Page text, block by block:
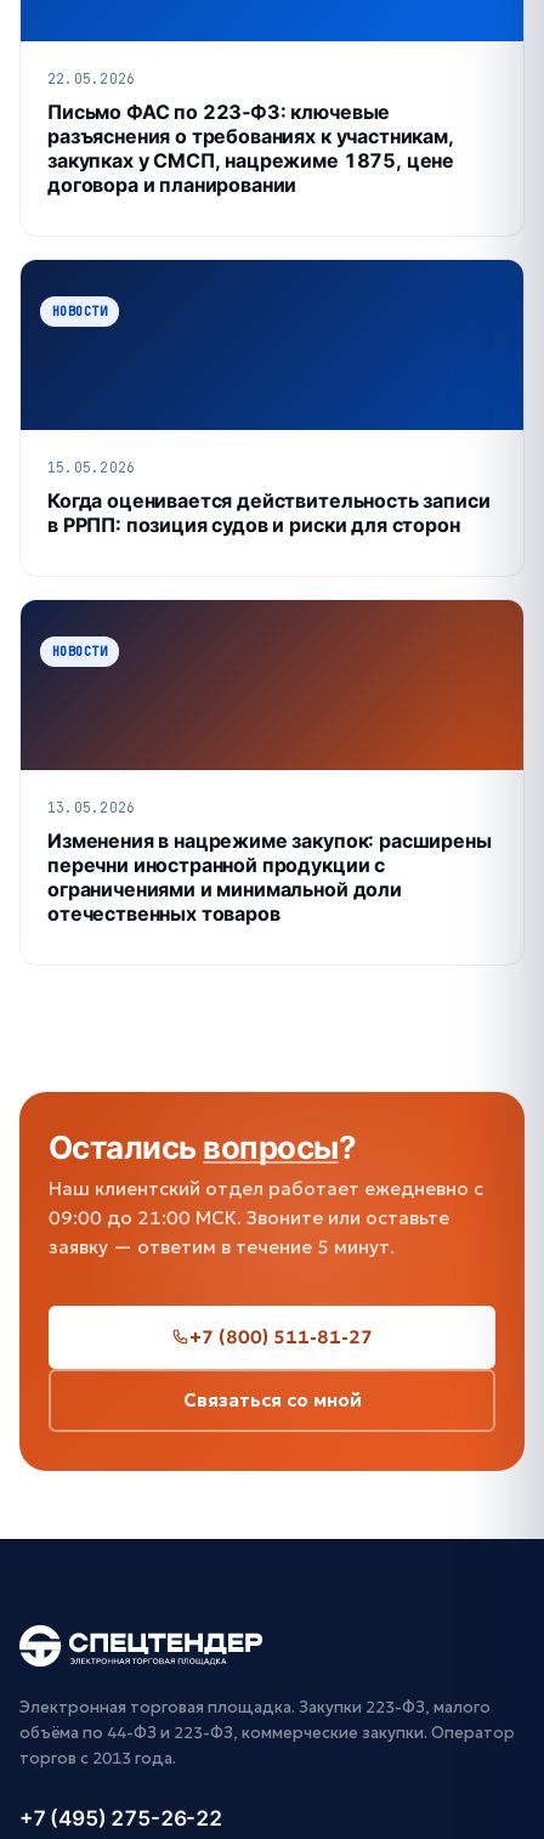
22.05.2026
Письмо ФАС по 223‑ФЗ: ключевые
разъяснения о требованиях к участникам,
закупках у СМСП, нацрежиме 1875, цене
договора и планировании
НОВОСТИ
15.05.2026
Когда оценивается действительность записи
в РРПП: позиция судов и риски для сторон
НОВОСТИ
13.05.2026
Изменения в нацрежиме закупок: расширены
перечни иностранной продукции с
ограничениями и минимальной доли
отечественных товаров
Осталисьвопросы?
Наш клиентский отдел работает ежедневно с
09:00 до 21:00 МСК. Звоните или оставьте
заявку — ответим в течение 5 минут.
+7 (800) 511-81-27
Связаться со мной
Электронная торговая площадка. Закупки 223-ФЗ, малого
объёма по 44-ФЗ и 223-ФЗ, коммерческие закупки. Оператор
торгов с 2013 года.
+7 (495) 275-26-22